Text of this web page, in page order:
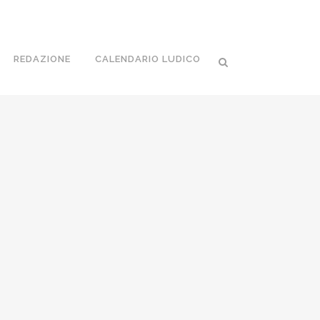
REDAZIONE CALENDARIO LUDICO